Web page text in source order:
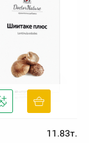
11.83т.